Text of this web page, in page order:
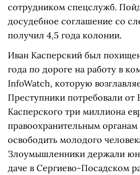
сотрудником спецслужб.
досудебное соглашение со
получил 4,5 года колонии.
Иван Касперский был похищен
года по дороге на работу в
InfoWatch, которую
Преступники потребовали от
Касперского три миллиона
правоохранительным органам
освободить молодого
Злоумышленники держали
даче в Сергиево-Посадском